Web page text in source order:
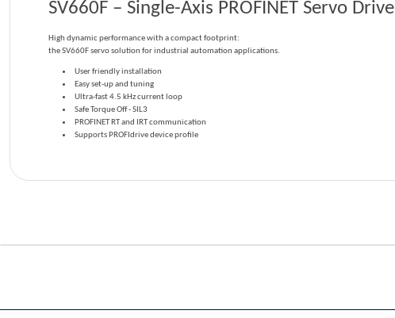
SV660F – Single-Axis PROFINET Servo Drive
High dynamic performance with a compact footprint:
the SV660F servo solution for industrial automation applications.
User friendly installation
Easy set-up and tuning
Ultra-fast 4.5 kHz current loop
Safe Torque Off - SIL3
PROFINET RT and IRT communication
Supports PROFIdrive device profile
Görüş ve önerileriniz için teşekkür ederiz.